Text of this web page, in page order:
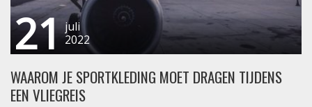
21 juli
2022
WAAROM JE SPORTKLEDING MOET DRAGEN TIJDENS
EEN VLIEGREIS